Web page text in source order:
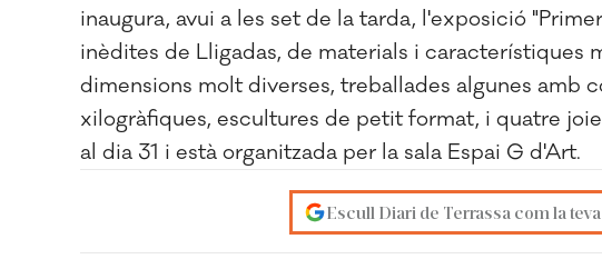
inaugura, avui a les set de la tarda, l'exposició
inèdites de Lligadas, de materials i característiques
dimensions molt diverses, treballades algunes amb
xilogràfiques, escultures de petit format, i quatre
al dia 31 i està organitzada per la sala Espai G d'Art.
Escull Diari de Terrassa com la